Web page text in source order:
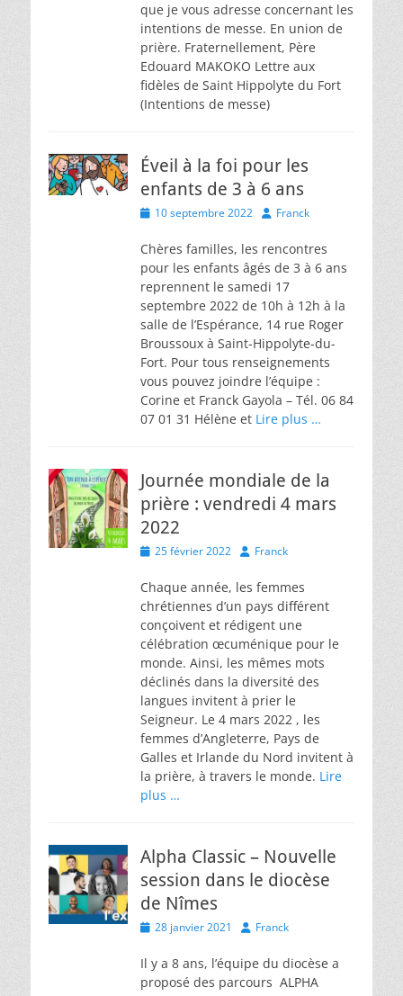
que je vous adresse concernant les
intentions de messe. En union de
prière. Fraternellement, Père
Edouard MAKOKO Lettre aux
fidèles de Saint Hippolyte du Fort
(Intentions de messe)
Éveil à la foi pour les
enfants de 3 à 6 ans
Posted10 septembre 2022 AuthorFranck
Chères familles, les rencontres
pour les enfants âgés de 3 à 6 ans
reprennent le samedi 17
septembre 2022 de 10h à 12h à la
salle de l’Espérance, 14 rue Roger
Broussoux à Saint-Hippolyte-du-
Fort. Pour tous renseignements
vous pouvez joindre l’équipe :
Corine et Franck Gayola – Tél. 06 84
07 01 31 Hélène et Lire plus …
Journée mondiale de la
prière : vendredi 4 mars
2022
Posted
25 février 2022 AuthorFranck
Chaque année, les femmes
chrétiennes d’un pays différent
conçoivent et rédigent une
célébration œcuménique pour le
monde. Ainsi, les mêmes mots
déclinés dans la diversité des
langues invitent à prier le
Seigneur. Le 4 mars 2022 , les
femmes d’Angleterre, Pays de
Galles et Irlande du Nord invitent à
la prière, à travers le monde. Lire
plus …
Alpha Classic – Nouvelle
session dans le diocèse
de Nîmes
Posted
28 janvier 2021 AuthorFranck
Il y a 8 ans, l’équipe du diocèse a
proposé des parcours ALPHA